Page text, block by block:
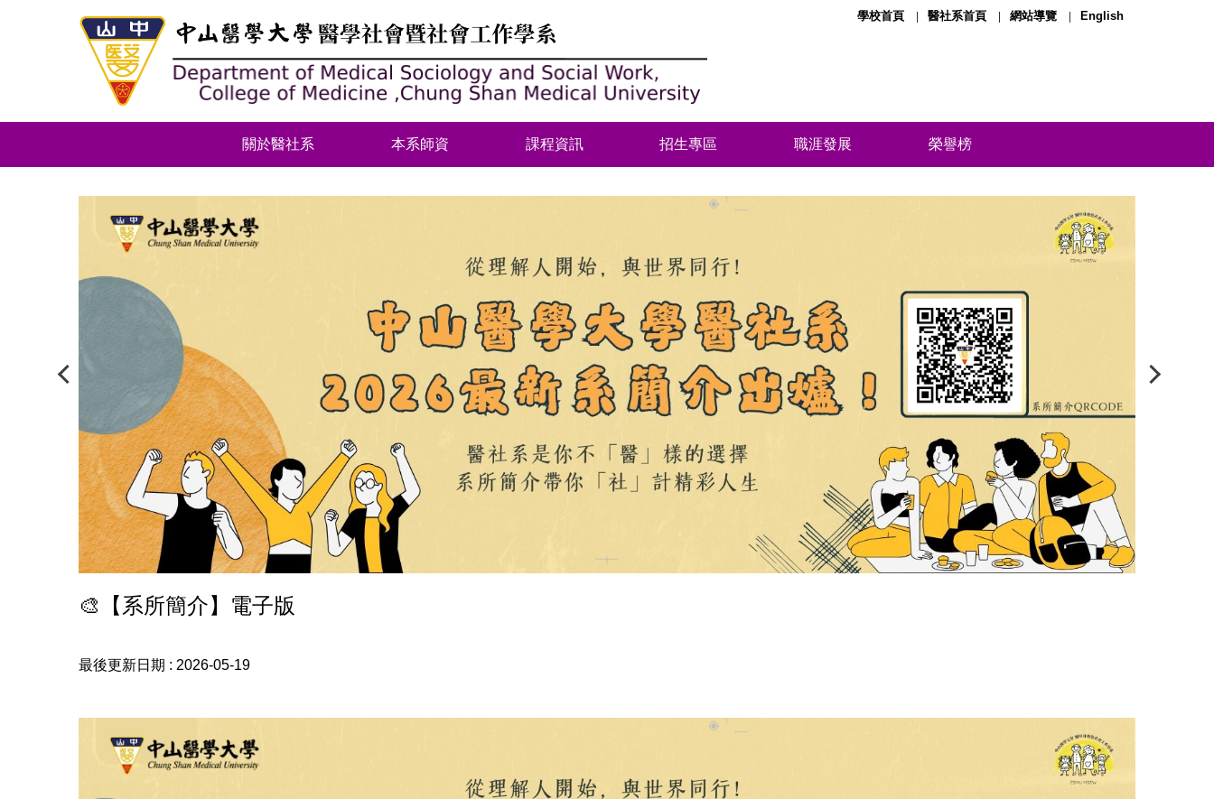
容
學校首頁 醫社系首頁 網站導覽 English
關於醫社系 本系師資 課程資訊 招生專區 職涯發展 榮譽榜
🎨【系所簡介】電子版
最後更新日期 : 2026-05-19